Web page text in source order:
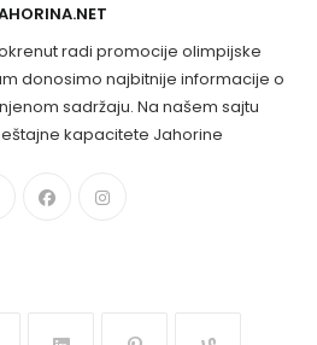
radi promocije olimpijske
donosimo najbitnije informacije o
sadržaju. Na našem sajtu
kapacitete Jahorine